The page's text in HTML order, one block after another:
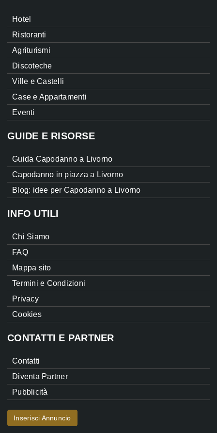
Hotel
Ristoranti
Agriturismi
Discoteche
Ville e Castelli
Case e Appartamenti
Eventi
GUIDE E RISORSE
Guida Capodanno a Livorno
Capodanno in piazza a Livorno
Blog: idee per Capodanno a Livorno
INFO UTILI
Chi Siamo
FAQ
Mappa sito
Termini e Condizioni
Privacy
Cookies
CONTATTI E PARTNER
Contatti
Diventa Partner
Pubblicità
Inserisci Annuncio